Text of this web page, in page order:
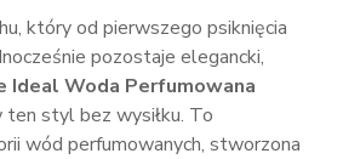
który od pierwszego psiknięcia
pozostaje elegancki,
Ideal Woda Perfumowana
ten styl bez wysiłku. To
wód perfumowanych, stworzona